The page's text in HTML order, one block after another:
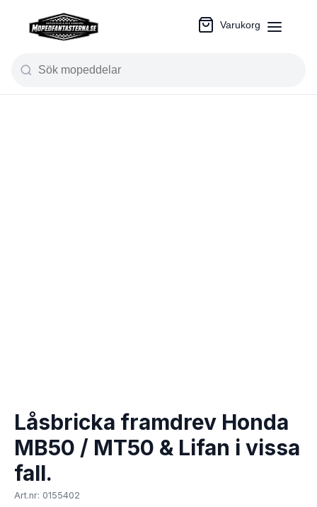
Varukorg
Låsbricka framdrev Honda
MB50 / MT50 & Lifan i vissa
fall.
Art.nr: 0155402